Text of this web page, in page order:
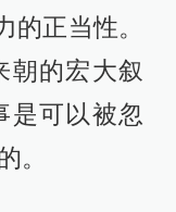
的正当性。
朝的宏大叙
是可以被忽
。